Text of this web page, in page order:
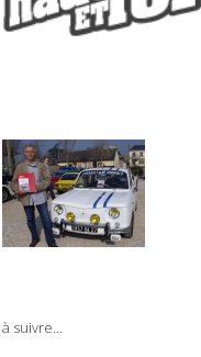
à suivre...